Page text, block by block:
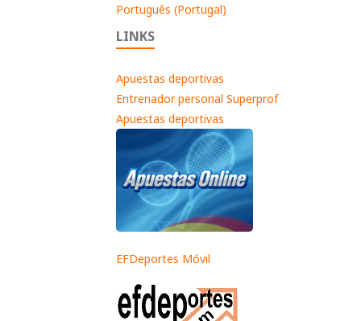
Português (Portugal)
LINKS
Apuestas deportivas
Entrenador personal Superprof
Apuestas deportivas
EFDeportes Móvil